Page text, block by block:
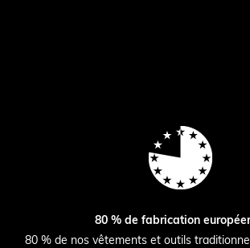
80 % de fabrication
80 % de nos vêtements et outils